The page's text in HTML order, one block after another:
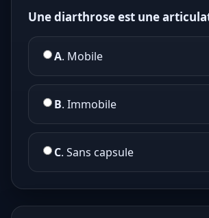
Une diarthrose est une
A. Mobile
B. Immobile
C. Sans capsule